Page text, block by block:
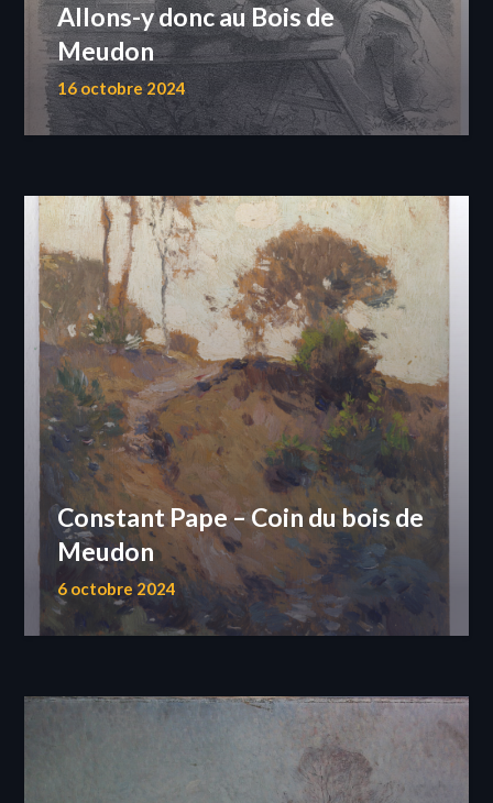
Allons-y donc au Bois de
Meudon
16 octobre 2024
Constant Pape – Coin du bois de
Meudon
6 octobre 2024